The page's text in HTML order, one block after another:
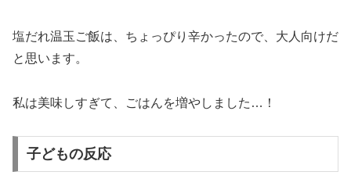
塩だれ温玉ご飯は、ちょっぴり辛かったので、大人向けだ
と思います。
私は美味しすぎて、ごはんを増やしました…！
子どもの反応